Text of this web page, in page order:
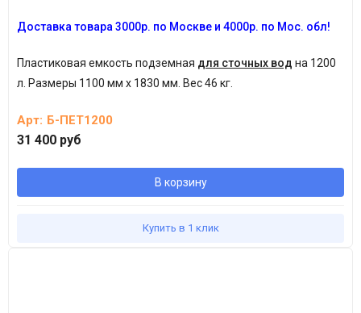
Доставка товара 3000р. по Москве и 4000р. по Мос. обл!
Пластиковая емкость подземная для сточных вод на 1200
л. Размеры 1100 мм х 1830 мм. Вес 46 кг.
Арт: Б-ПЕТ1200
31 400 руб
В корзину
Купить в 1 клик